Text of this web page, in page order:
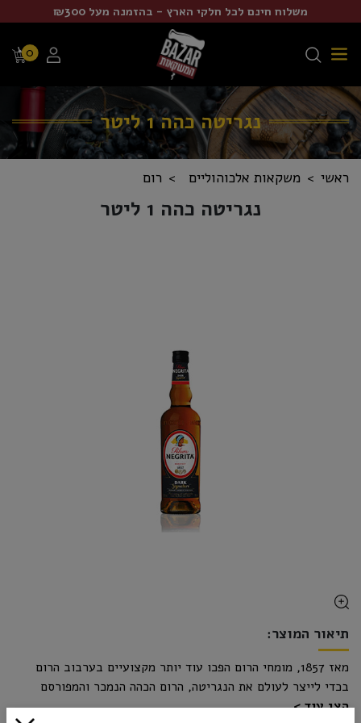
משלוח חינם לכל חלקי הארץ - בהזמנה מעל ₪300
0
נגריטה כהה 1 ליטר
ראשי משקאות אלכוהוליים רום
נגריטה כהה 1 ליטר
תיאור המוצר:
מאז 1857, מומחי הרום הפכו עוד יותר מקצועיים בערבוב הרום
בכדי לייצר לעולם את הנגריטה, הרום הכהה הנמכר והמפורסם
ביותר בעולם. זהו גם הרום הצרפתי המוכר ביותר במעגלים
הצג עוד